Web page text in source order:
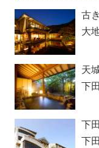
古
散
大
天
富
下
下
下